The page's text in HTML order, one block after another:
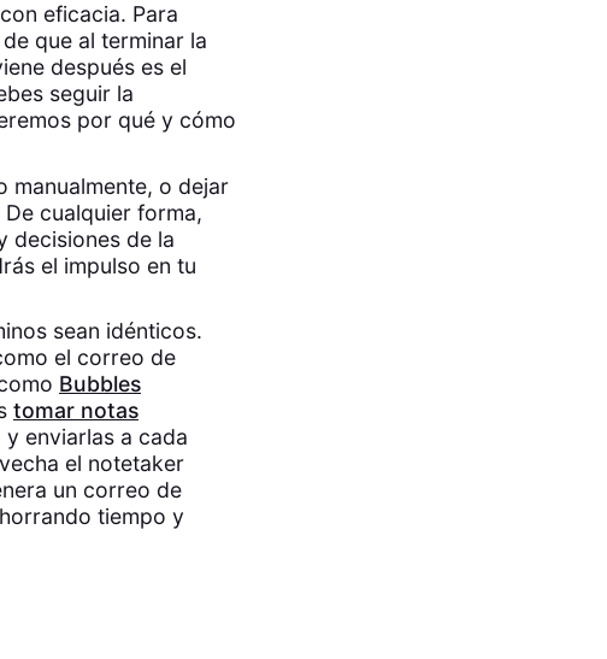
eficacia. Para
que al terminar la
después es el
seguir la
por qué y cómo
manualmente, o dejar
cualquier forma,
decisiones de la
el impulso en tu
sean idénticos.
el correo de
Bubbles
tomar notas
enviarlas a cada
el notetaker
un correo de
tiempo y